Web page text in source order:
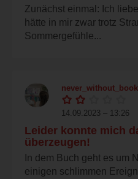
Zunächst einmal: Ich
hätte in mir zwar trotz
Sommergefühle...
14.09.2023 – 13:26
Leider konnte mich
überzeugen!
In dem Buch geht es um
einigen schlimmen